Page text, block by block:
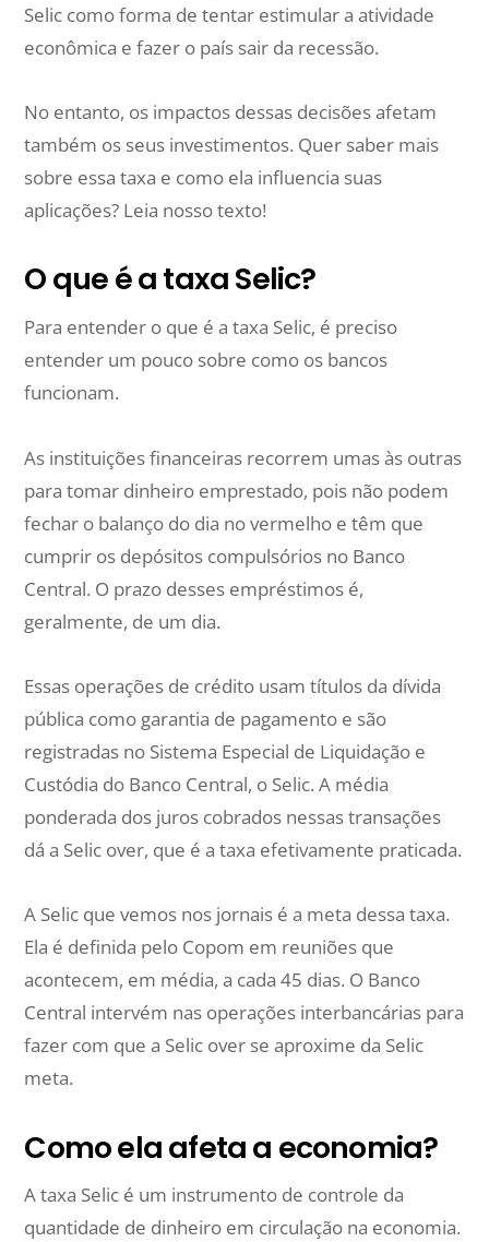
Selic como forma de tentar estimular a atividade
econômica e fazer o país sair da recessão.
No entanto, os impactos dessas decisões afetam
também os seus investimentos. Quer saber mais
sobre essa taxa e como ela influencia suas
aplicações? Leia nosso texto!
O que é a taxa Selic?
Para entender o que é a taxa Selic, é preciso
entender um pouco sobre como os bancos
funcionam.
As instituições financeiras recorrem umas às outras
para tomar dinheiro emprestado, pois não podem
fechar o balanço do dia no vermelho e têm que
cumprir os depósitos compulsórios no Banco
Central. O prazo desses empréstimos é,
geralmente, de um dia.
Essas operações de crédito usam títulos da dívida
pública como garantia de pagamento e são
registradas no Sistema Especial de Liquidação e
Custódia do Banco Central, o Selic. A média
ponderada dos juros cobrados nessas transações
dá a Selic over, que é a taxa efetivamente praticada.
A Selic que vemos nos jornais é a meta dessa taxa.
Ela é definida pelo Copom em reuniões que
acontecem, em média, a cada 45 dias. O Banco
Central intervém nas operações interbancárias para
fazer com que a Selic over se aproxime da Selic
meta.
Como ela afeta a economia?
A taxa Selic é um instrumento de controle da
quantidade de dinheiro em circulação na economia.